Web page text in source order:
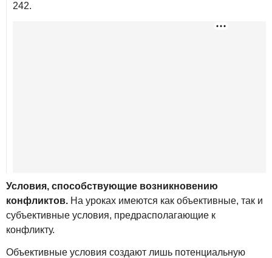
242.
Условия, способствующие возникновению
конфликтов. На уроках имеются как объективные, так и
субъективные условия, предрасполагающие к
конфликту.
Объективные условия создают лишь потенциальную